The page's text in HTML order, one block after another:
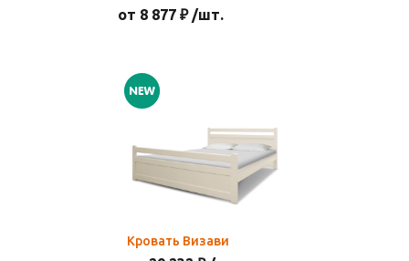
от 8 877 ₽ /шт.
Кровать Визави